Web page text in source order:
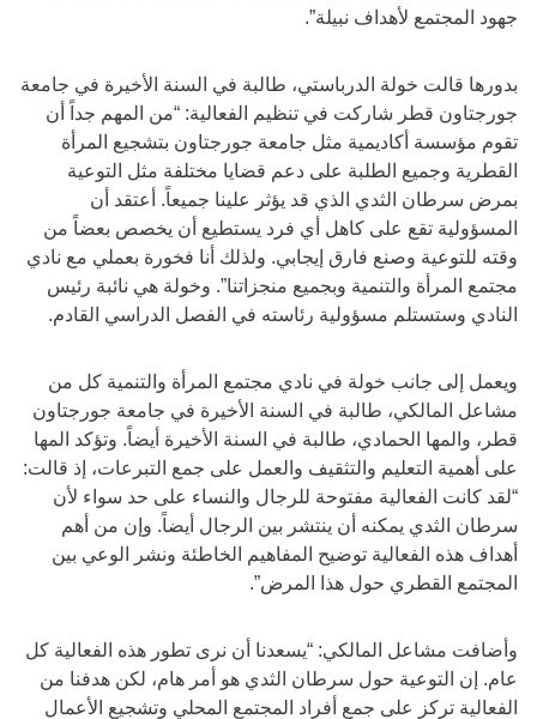
جهود المجتمع لأهداف نبيلة”.
بدورها قالت خولة الدرباستي، طالبة في السنة الأخيرة في جامعة
جورجتاون قطر شاركت في تنظيم الفعالية: “من المهم جداً أن
تقوم مؤسسة أكاديمية مثل جامعة جورجتاون بتشجيع المرأة
القطرية وجميع الطلبة على دعم قضايا مختلفة مثل التوعية
بمرض سرطان الثدي الذي قد يؤثر علينا جميعاً. أعتقد أن
المسؤولية تقع على كاهل أي فرد يستطيع أن يخصص بعضاً من
وقته للتوعية وصنع فارق إيجابي. ولذلك أنا فخورة بعملي مع نادي
مجتمع المرأة والتنمية وبجميع منجزاتنا”. وخولة هي نائبة رئيس
النادي وستستلم مسؤولية رئاسته في الفصل الدراسي القادم.
ويعمل إلى جانب خولة في نادي مجتمع المرأة والتنمية كل من
مشاعل المالكي، طالبة في السنة الأخيرة في جامعة جورجتاون
قطر، والمها الحمادي، طالبة في السنة الأخيرة أيضاً. وتؤكد المها
على أهمية التعليم والتثقيف والعمل على جمع التبرعات، إذ قالت:
“لقد كانت الفعالية مفتوحة للرجال والنساء على حد سواء لأن
سرطان الثدي يمكنه أن ينتشر بين الرجال أيضاً. وإن من أهم
أهداف هذه الفعالية توضيح المفاهيم الخاطئة ونشر الوعي بين
المجتمع القطري حول هذا المرض”.
وأضافت مشاعل المالكي: “يسعدنا أن نرى تطور هذه الفعالية كل
عام. إن التوعية حول سرطان الثدي هو أمر هام، لكن هدفنا من
الفعالية تركز على جمع أفراد المجتمع المحلي وتشجيع الأعمال